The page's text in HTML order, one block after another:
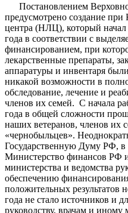
Постановлением
предусмотрено создание
центра (НЛЦ), который начал
года в соответствии с
финансированием, при
лекарственные препараты,
аппаратуры и инвентаря
никакой возможности в
обследование, лечение и
членов их семей. С начала
года в общей сложности
наших ветеранов, членов их
«чернобыльцев».
Государственную Думу РФ, в
Министерство финансов РФ
министерства и ведомства
обеспечению
положительных результатов
года не стало источников и
руководству, врачам и